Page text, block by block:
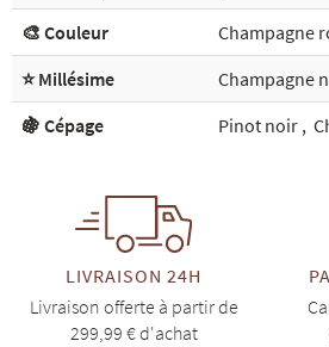
🎨 Couleur
Champagne
⭐ Millésime
Champagne
🍇 Cépage
Pinot noir ,
LIVRAISON 24H
Livraison offerte à partir de
299,99 € d'achat